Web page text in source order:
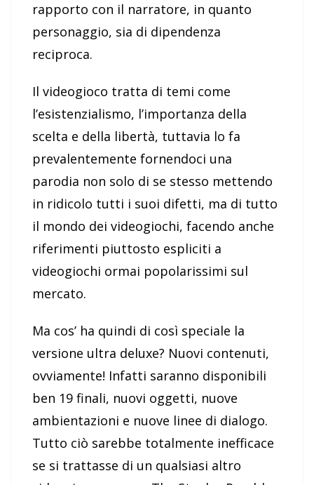
rapporto con il narratore, in quanto
personaggio, sia di dipendenza
reciproca.
Il videogioco tratta di temi come
l’esistenzialismo, l’importanza della
scelta e della libertà, tuttavia lo fa
prevalentemente fornendoci una
parodia non solo di se stesso mettendo
in ridicolo tutti i suoi difetti, ma di tutto
il mondo dei videogiochi, facendo anche
riferimenti piuttosto espliciti a
videogiochi ormai popolarissimi sul
mercato.
Ma cos’ ha quindi di così speciale la
versione ultra deluxe? Nuovi contenuti,
ovviamente! Infatti saranno disponibili
ben 19 finali, nuovi oggetti, nuove
ambientazioni e nuove linee di dialogo.
Tutto ciò sarebbe totalmente inefficace
se si trattasse di un qualsiasi altro